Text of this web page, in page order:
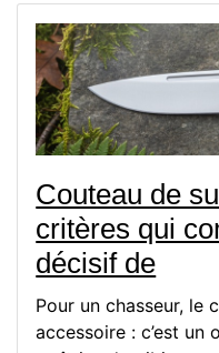
Couteau de
critères qui
décisif de
Pour un chasseur, le
accessoire : c’est